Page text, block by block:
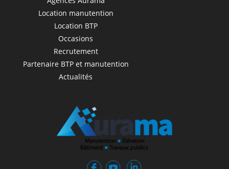
Location manutention
Location BTP
Occasions
Recrutement
Partenaire BTP et manutention
Actualités